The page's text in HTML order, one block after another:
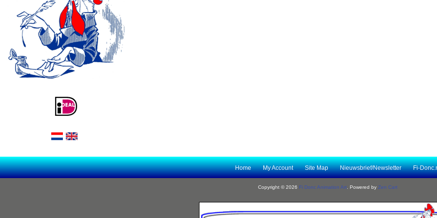
Home My Account Site Map Nieuwsbrief/Newsletter Fi-
Copyright © 2026 Fi Donc Animation Art . Powered by Zen Cart